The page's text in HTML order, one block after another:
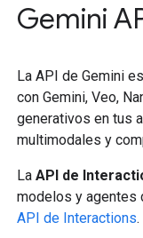
Gemini
La API de Gemini
con Gemini, Veo,
generativos en tus
multimodales y
La API de
modelos y agentes
API de Interactions.